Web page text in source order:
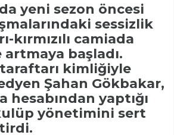
yeni sezon öncesi
sessizlik
kırmızılı camiada
başladı.
kimliğiyle
Şahan Gökbakar,
hesabından yaptığı
yönetimini sert